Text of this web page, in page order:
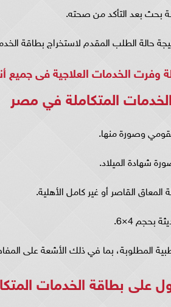
وفرت الخدمات العلاجية فى جميع
المتكاملة في مصر
وصورة منها.
شهادة الميلاد.
المعاق القاصر أو غير كامل الأهلية.
المطلوبة، بما في ذلك الأشعة على
على بطاقة الخدمات